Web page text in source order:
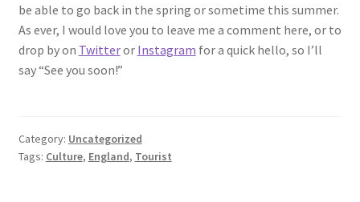
be able to go back in the spring or sometime this summer.
As ever, I would love you to leave me a comment here, or to
drop by on Twitteror Instagram for a quick hello, so I’ll
say “See you soon!”
Category: Uncategorized
Tags: Culture, England, Tourist